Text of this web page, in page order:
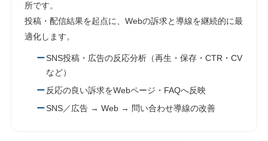
所です。
投稿・配信結果を起点に、Webの訴求と導線を継続的に最
適化します。
SNS投稿・広告の反応分析（再生・保存・CTR・CV
など）
反応の良い訴求をWebページ・FAQへ反映
SNS／広告 → Web → 問い合わせ導線の改善